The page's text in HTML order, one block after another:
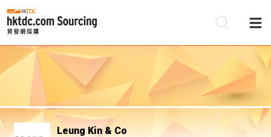
Leung Kin & Co